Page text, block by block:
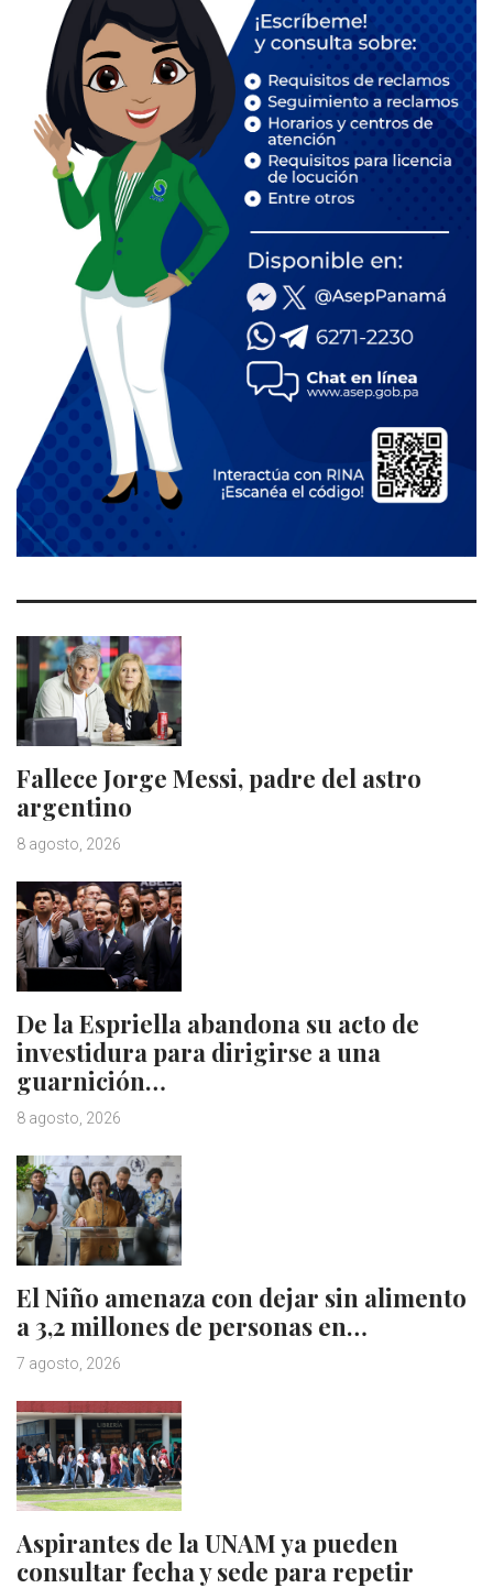
Fallece Jorge Messi, padre del astro
argentino
8 agosto, 2026
De la Espriella abandona su acto de
investidura para dirigirse a una
guarnición…
8 agosto, 2026
El Niño amenaza con dejar sin alimento
a 3,2 millones de personas en…
7 agosto, 2026
Aspirantes de la UNAM ya pueden
consultar fecha y sede para repetir